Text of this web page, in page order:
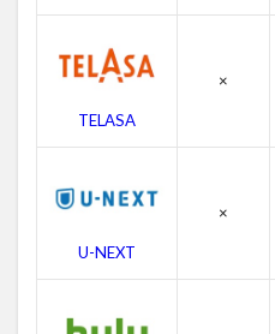
す
4
ク
報
TELASA
×
U-NEXT
×